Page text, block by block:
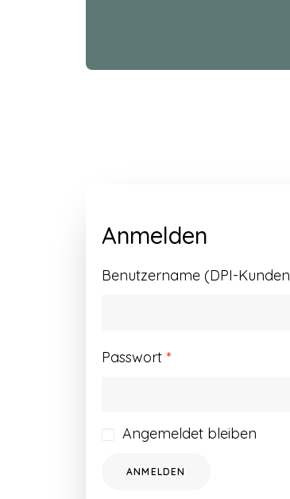
Anmelden
Benutzername (DPI-
Passwort *Erforderlich
Angemeldet bleiben
ANMELDEN